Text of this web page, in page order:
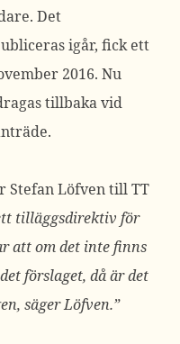
Det
igår, fick ett
2016. Nu
tillbaka vid
Stefan Löfven till TT
tilläggsdirektiv för
att om det inte finns
förslaget, då är det
säger Löfven.”